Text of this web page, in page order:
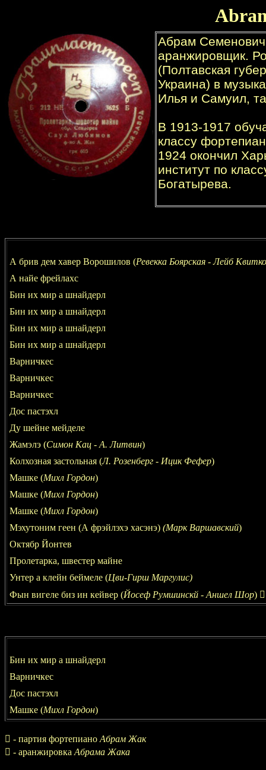
А брив дем хавер Ворошилов (Ревекка Боярская - Лейб Квитко
А найе фрейлахс
Бин их мир а шнайдерл
Бин их мир а шнайдерл
Бин их мир а шнайдерл
Бин их мир а шнайдерл
Варничкес
Варничкес
Варничкес
Дос пастэхл
Ду шейне мейделе
Жамэлэ (Симон Кац - А. Литвин)
Колхозная застольная (Л. Розенберг - Ицик Фефер)
Машке (Михл Гордон)
Машке (Михл Гордон)
Машке (Михл Гордон)
Мэхутоним геен (А фрэйлэхэ хасэнэ) (Марк Варшавский)
Октябр Йонтев
Пролетарка, швестер майне
Унтер а клейн беймеле (Цви-Гирш Маргулис)
Фын вигеле биз ин кейвер (Йосеф Румшинскй - Аншел Шор) 
Бин их мир а шнайдерл
Варничкес
Дос пастэхл
Машке (Михл Гордон)
 - партия фортепиано Абрам Жак
 - аранжировка Абрама Жака